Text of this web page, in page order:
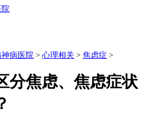
病医院 > 心理相关 > 焦虑症 >
分焦虑、焦虑症状